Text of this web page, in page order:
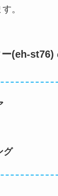
。
(eh-st76)
グ